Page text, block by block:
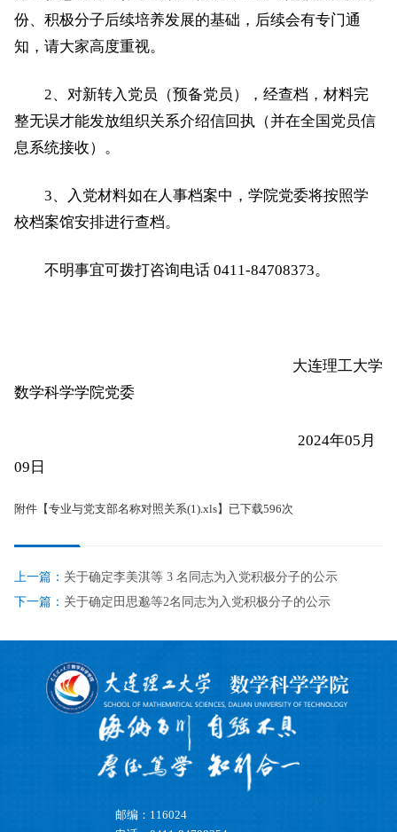
份、积极分子后续培养发展的基础，后续会有专门通
知，请大家高度重视。
2、对新转入党员（预备党员），经查档，材料完
整无误才能发放组织关系介绍信回执（并在全国党员信
息系统接收）。
3、入党材料如在人事档案中，学院党委将按照学
校档案馆安排进行查档。
不明事宜可拨打咨询电话 0411-84708373。
大连理工大学
数学科学学院党委
2024年05月
09日
附件【专业与党支部名称对照关系(1).xls】已下载596次
上一篇： 关于确定李美淇等 3 名同志为入党积极分子的公示
下一篇： 关于确定田思邈等2名同志为入党积极分子的公示
邮编：116024